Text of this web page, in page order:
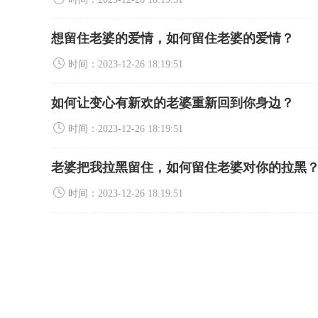
想留住老婆的爱情，如何留住老婆的爱情？
时间：2023-12-26 18:19:51
如何让变心有新欢的老婆重新回到你身边？
时间：2023-12-26 18:19:51
老婆把我拉黑留住，如何留住老婆对你的拉黑
时间：2023-12-26 18:19:51